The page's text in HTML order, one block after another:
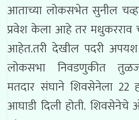
आताच्या लोकसभेत सुनील
प्रवेश केला आहे तर मधुकरराव
आहेत.तरी देखील पदरी
लोकसभा निवडणुकीत
मतदार संघाने शिवसेनेला 22
आघाडी दिली होती. शिवसेनेचे